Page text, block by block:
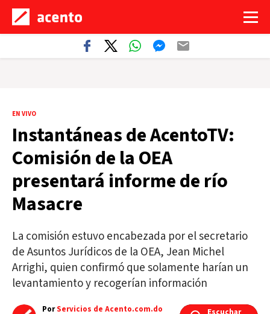
EN VIVO
Instantáneas de AcentoTV:
Comisión de la OEA
presentará informe de río
Masacre
La comisión estuvo encabezada por el secretario
de Asuntos Jurídicos de la OEA, Jean Michel
Arrighi, quien confirmó que solamente harían un
levantamiento y recogerían información
PorServicios de Acento.com.do